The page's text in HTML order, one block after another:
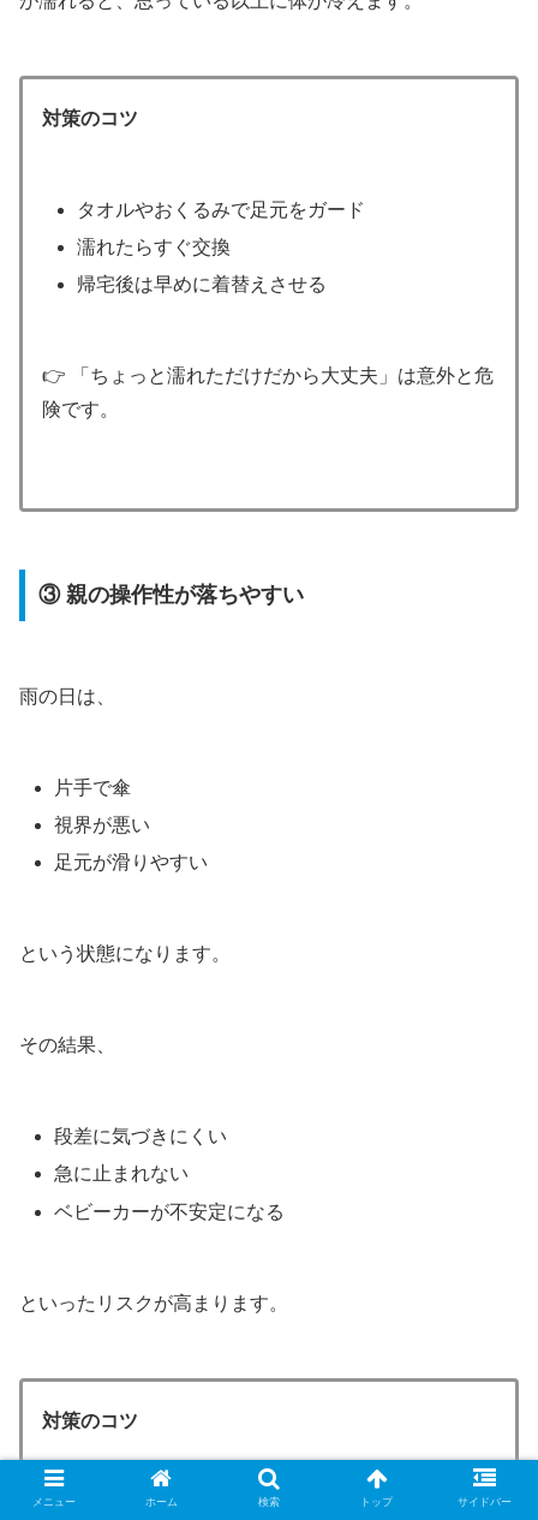
対策のコツ
タオルやおくるみで足元をガード
濡れたらすぐ交換
帰宅後は早めに着替えさせる
👉 「ちょっと濡れただけだから大丈夫」は意外と危
険です。
③ 親の操作性が落ちやすい
雨の日は、
片手で傘
視界が悪い
足元が滑りやすい
という状態になります。
その結果、
段差に気づきにくい
急に止まれない
ベビーカーが不安定になる
といったリスクが高まります。
対策のコツ
無理にスピードを出さない
メニュー ホーム 検索 トップ サイドバー